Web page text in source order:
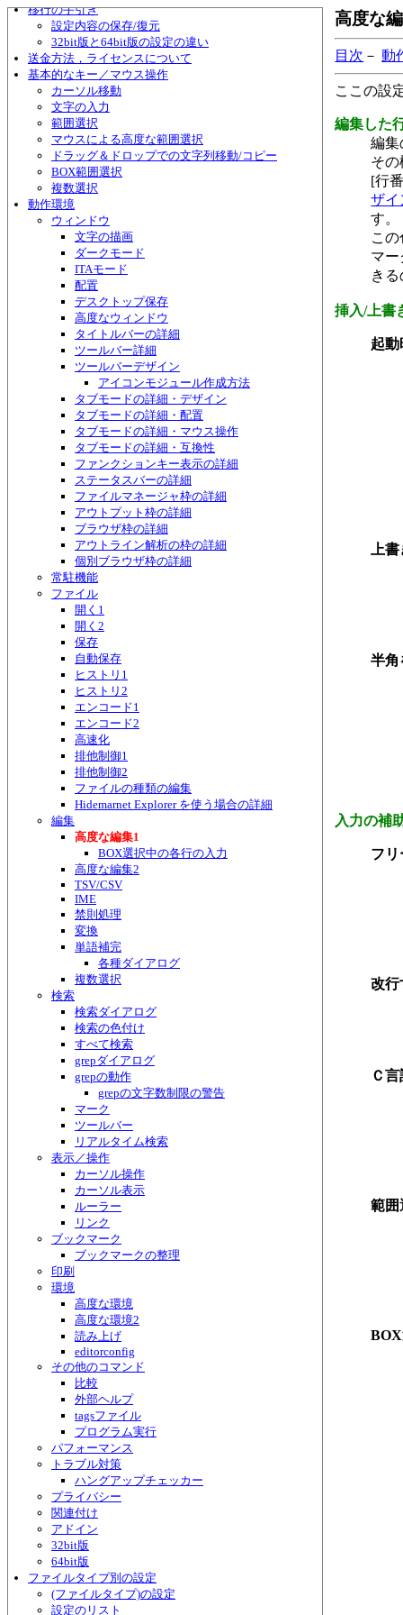
移行の手引き
設定内容の保存/復元
32bit版と64bit版の設定の違い
送金方法，ライセンスについて
基本的なキー／マウス操作
カーソル移動
文字の入力
範囲選択
マウスによる高度な範囲選択
ドラッグ＆ドロップでの文字列移動/コピー
BOX範囲選択
複数選択
動作環境
ウィンドウ
文字の描画
ダークモード
ITAモード
配置
デスクトップ保存
高度なウィンドウ
タイトルバーの詳細
ツールバー詳細
ツールバーデザイン
アイコンモジュール作成方法
タブモードの詳細・デザイン
タブモードの詳細・配置
タブモードの詳細・マウス操作
タブモードの詳細・互換性
ファンクションキー表示の詳細
ステータスバーの詳細
ファイルマネージャ枠の詳細
アウトプット枠の詳細
ブラウザ枠の詳細
アウトライン解析の枠の詳細
個別ブラウザ枠の詳細
常駐機能
ファイル
開く1
開く2
保存
自動保存
ヒストリ1
ヒストリ2
エンコード1
エンコード2
高速化
排他制御1
排他制御2
ファイルの種類の編集
Hidemarnet Explorer を使う場合の詳細
編集
高度な編集1
BOX選択中の各行の入力
高度な編集2
TSV/CSV
IME
禁則処理
変換
単語補完
各種ダイアログ
複数選択
検索
検索ダイアログ
検索の色付け
すべて検索
grepダイアログ
grepの動作
grepの文字数制限の警告
マーク
ツールバー
リアルタイム検索
表示／操作
カーソル操作
カーソル表示
ルーラー
リンク
ブックマーク
ブックマークの整理
印刷
環境
高度な環境
高度な環境2
読み上げ
editorconfig
その他のコマンド
比較
外部ヘルプ
tagsファイル
プログラム実行
パフォーマンス
トラブル対策
ハングアップチェッカー
プライバシー
関連付け
アドイン
32bit版
64bit版
ファイルタイプ別の設定
(ファイルタイプ)の設定
設定のリスト
高度な
目次 －動
ここの設
編集した
編集
そ
[行
ザイ
す。
こ
マ
き
挿入/上書
起
上
半角
入力の補
フ
改行
Ｃ
範囲